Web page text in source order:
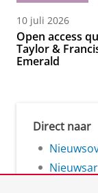
10 juli 2026
Open access
Taylor &
Emerald
Direct naar